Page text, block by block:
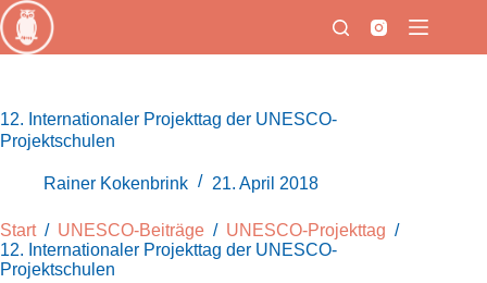
Zum
Inhalt
springen
12. Internationaler Projekttag der UNESCO-
Projektschulen
Rainer Kokenbrink 21. April 2018
Start / UNESCO-Beiträge / UNESCO-Projekttag /
12. Internationaler Projekttag der UNESCO-
Projektschulen